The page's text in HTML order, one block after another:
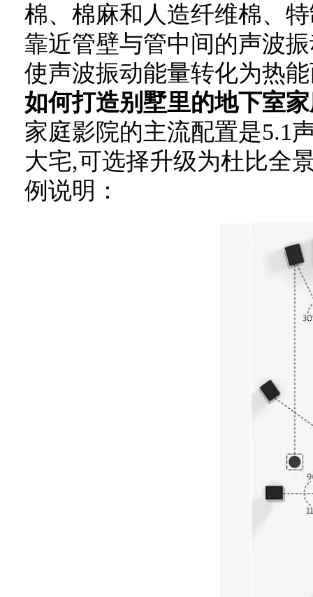
棉、棉麻和人造纤维棉、
靠近管壁与管中间的声波
使声波振动能量转化为热
如何打造别墅里的地下室
家庭影院的主流配置是5.1
大宅,可选择升级为杜比全
例说明：